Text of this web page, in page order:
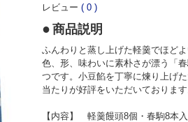
レビュー ( 0 )
商品説明
ふんわりと蒸し上げた軽羹でほど
色、形、味わいに素朴さが漂う「
つです。小豆餡を丁寧に煉り上げ
当たりが好評をいただいております
【内容】 軽羹饅頭8個・春駒8本